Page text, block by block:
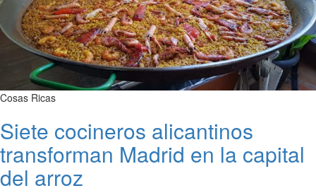
Cosas Ricas
Siete cocineros alicantinos
transforman Madrid en la capital
del arroz